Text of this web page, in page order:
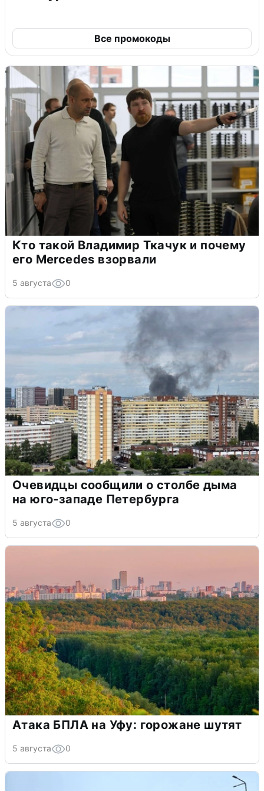
Все промокоды
Кто такой Владимир Ткачук и почему
его Mercedes взорвали
5 августа 0
Очевидцы сообщили о столбе дыма
на юго-западе Петербурга
5 августа 0
Атака БПЛА на Уфу: горожане шутят
5 августа 0